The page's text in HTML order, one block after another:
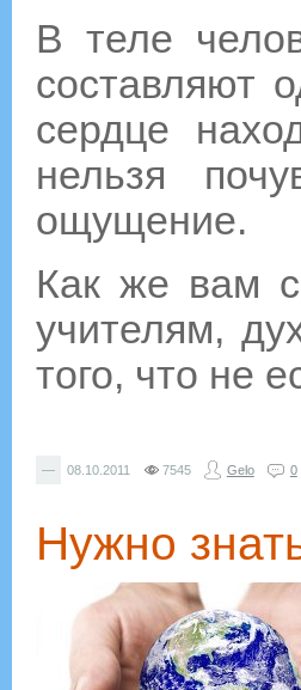
В теле
составляют
сердце
нельзя
ощущение.
Как же вам
учителям,
того, что не
— 08.10.2011 7545 Gelo 0
Нужно